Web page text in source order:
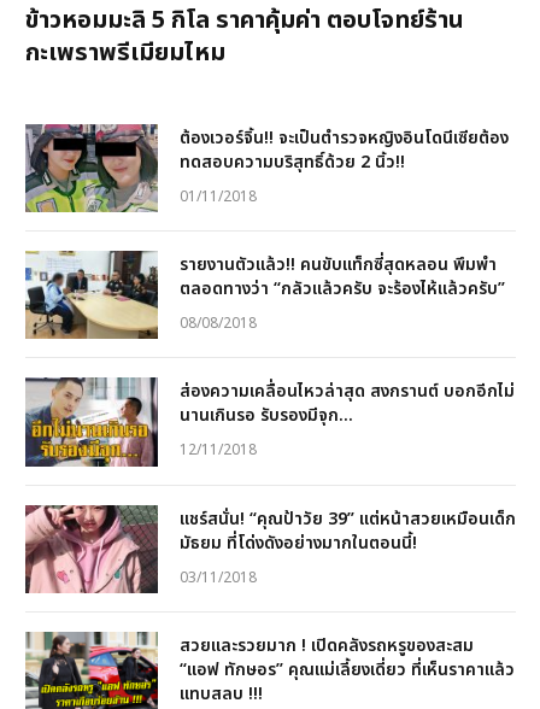
ข้าวหอมมะลิ 5 กิโล ราคาคุ้มค่า ตอบโจทย์ร้าน
กะเพราพรีเมียมไหม
ต้องเวอร์จิ้น!! จะเป็นตำรวจหญิงอินโดนีเซียต้อง
ทดสอบความบริสุทธิ์ด้วย 2 นิ้ว!!
01/11/2018
รายงานตัวแล้ว!! คนขับแท็กซี่สุดหลอน พึมพำ
ตลอดทางว่า “กลัวแล้วครับ จะร้องไห้แล้วครับ”
08/08/2018
ส่องความเคลื่อนไหวล่าสุด สงกรานต์ บอกอีกไม่
นานเกินรอ รับรองมีจุก…
12/11/2018
แชร์สนั่น! “คุณป้าวัย 39” แต่หน้าสวยเหมือนเด็ก
มัธยม ที่โด่งดังอย่างมากในตอนนี้!
03/11/2018
สวยและรวยมาก ! เปิดคลังรถหรูของสะสม
“เเอฟ ทักษอร” คุณเเม่เลี้ยงเดี่ยว ที่เห็นราคาแล้ว
แทบสลบ !!!